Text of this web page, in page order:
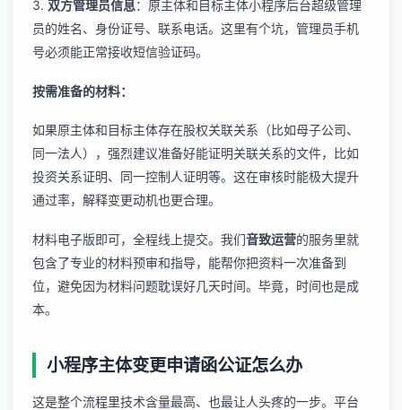
3. 双方管理员信息：原主体和目标主体小程序后台超级管理
员的姓名、身份证号、联系电话。这里有个坑，管理员手机
号必须能正常接收短信验证码。
按需准备的材料：
如果原主体和目标主体存在股权关联关系（比如母子公司、
同一法人），强烈建议准备好能证明关联关系的文件，比如
投资关系证明、同一控制人证明等。这在审核时能极大提升
通过率，解释变更动机也更合理。
材料电子版即可，全程线上提交。我们音致运营的服务里就
包含了专业的材料预审和指导，能帮你把资料一次准备到
位，避免因为材料问题耽误好几天时间。毕竟，时间也是成
本。
小程序主体变更申请函公证怎么办
这是整个流程里技术含量最高、也最让人头疼的一步。平台